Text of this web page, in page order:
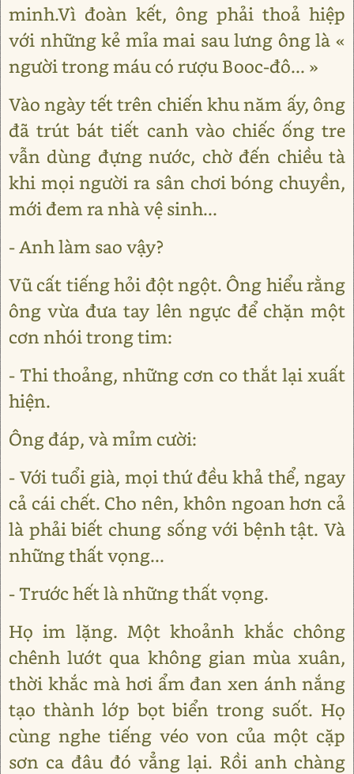
minh.Vì đoàn kết, ông phải thoả hiệp
với những kẻ mỉa mai sau lưng ông là «
người trong máu có rượu Booc-đô... »
Vào ngày tết trên chiến khu năm ấy, ông
đã trút bát tiết canh vào chiếc ống tre
vẫn dùng đựng nước, chờ đến chiều tà
khi mọi người ra sân chơi bóng chuyền,
mới đem ra nhà vệ sinh...
- Anh làm sao vậy?
Vũ cất tiếng hỏi đột ngột. Ông hiểu rằng
ông vừa đưa tay lên ngực để chặn một
cơn nhói trong tim:
- Thi thoảng, những cơn co thắt lại xuất
hiện.
Ông đáp, và mỉm cười:
- Với tuổi già, mọi thứ đều khả thể, ngay
cả cái chết. Cho nên, khôn ngoan hơn cả
là phải biết chung sống với bệnh tật. Và
những thất vọng...
- Trước hết là những thất vọng.
Họ im lặng. Một khoảnh khắc chông
chênh lướt qua không gian mùa xuân,
thời khắc mà hơi ẩm đan xen ánh nắng
tạo thành lớp bọt biển trong suốt. Họ
cùng nghe tiếng véo von của một cặp
sơn ca đâu đó vẳng lại. Rồi anh chàng